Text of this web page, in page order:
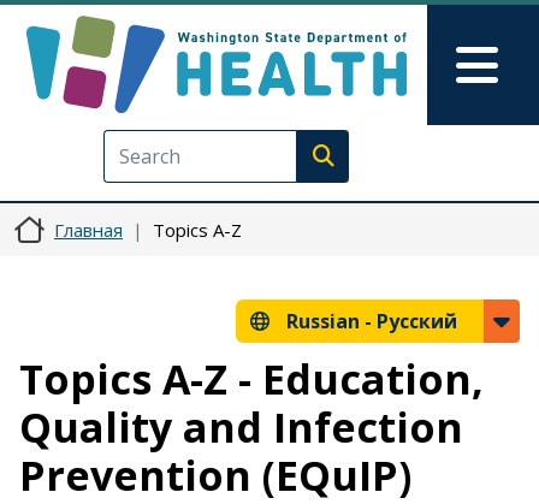
Execute search
Главная Topics A-Z
Russian - Русский
Topics A-Z - Education,
Quality and Infection
Prevention (EQuIP)